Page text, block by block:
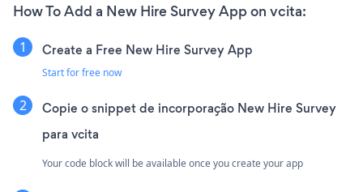
How To Add a New Hire Survey App on vcita:
Create a Free New Hire Survey App
Start for free now
Copie o snippet de incorporação New Hire Survey
para vcita
Your code block will be available once you create your app